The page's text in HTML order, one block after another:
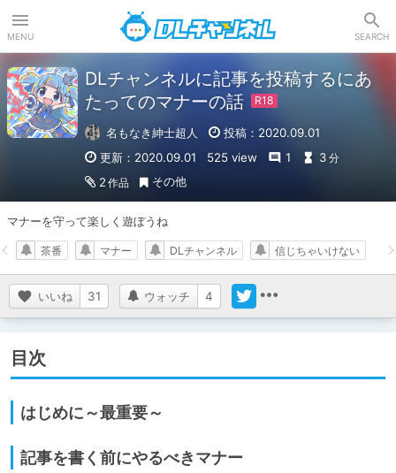
MENU SEARCH
DLチャンネルに記事を投稿するにあ
たってのマナーの話
名もなき紳士超人
投稿：2020.09.01
更新：2020.09.01
525 view 1 3 分
2 作品 その他
マナーを守って楽しく遊ぼうね
いいね 31 ウォッチ 4
茶番 マナー DLチャンネル 信じちゃいけない
目次
はじめに～最重要～
記事を書く前にやるべきマナー